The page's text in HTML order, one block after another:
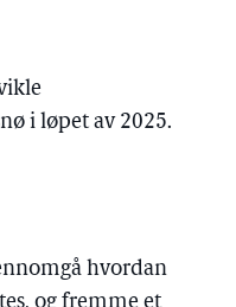
i løpet av 2025.
hvordan